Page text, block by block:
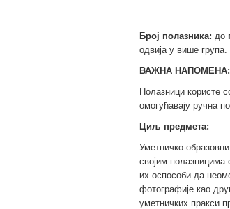
Број полазника: до
одвија у више група.
ВАЖНА НАПОМЕНА:
Полазници користе
омогућавају ручна
Циљ предмета:
Уметничко-
својим
их оспособи да
фотографије као
уметничких пракси